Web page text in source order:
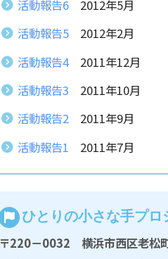
活動報告6 2012年5月
活動報告5 2012年2月
活動報告42011年12月
活動報告3 2011年10月
活動報告2 2011年9月
活動報告1 2011年7月
ひとりの小さな手プ
〒220－0032 横浜市西区老松